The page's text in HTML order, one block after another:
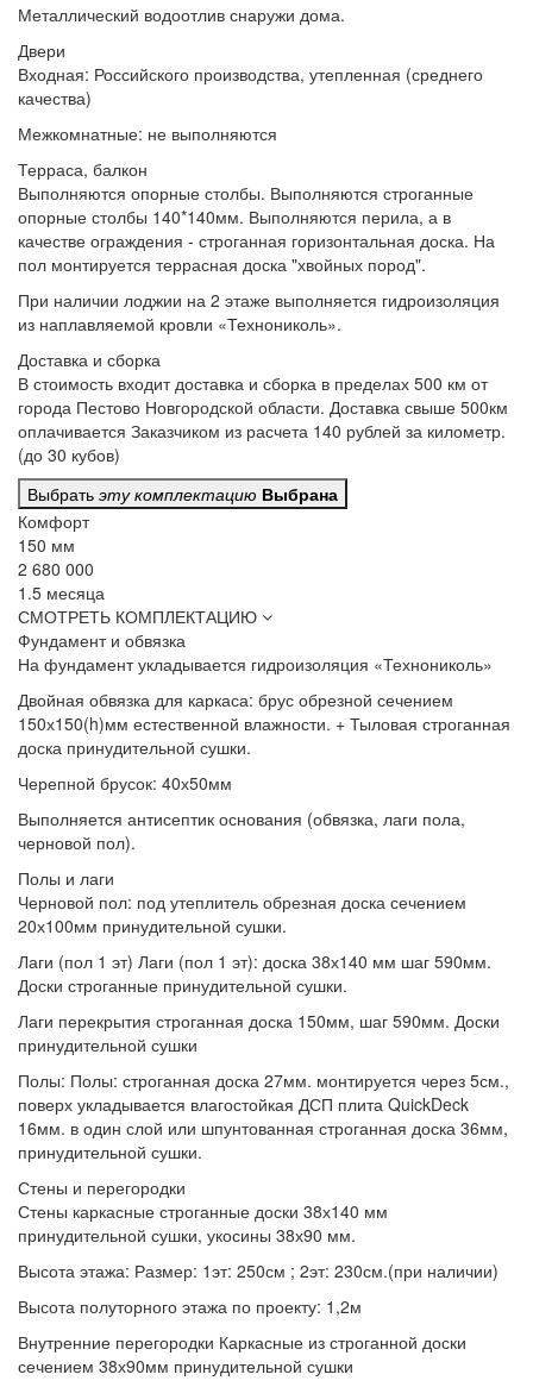
Металлический водоотлив снаружи дома.
Двери
Входная: Российского производства, утепленная (среднего
качества)
Межкомнатные: не выполняются
Терраса, балкон
Выполняются опорные столбы. Выполняются строганные
опорные столбы 140*140мм. Выполняются перила, а в
качестве ограждения - строганная горизонтальная доска. На
пол монтируется террасная доска "хвойных пород".
При наличии лоджии на 2 этаже выполняется гидроизоляция
из наплавляемой кровли «Технониколь».
Доставка и сборка
В стоимость входитдоставка и сборка в пределах 500 км от
города Пестово Новгородской области. Доставка свыше 500км
оплачивается Заказчиком из расчета 140 рублей за километр.
(до 30 кубов)
Выбрать эту комплектацию Выбрана
Комфорт
150 мм
2 680 000
1.5 месяца
СМОТРЕТЬ КОМПЛЕКТАЦИЮ
Фундамент и обвязка
На фундаментукладывается гидроизоляция «Технониколь»
Двойная обвязка для каркаса: брус обрезной сечением
150х150(h)мм естественной влажности. + Тыловая строганная
доска принудительной сушки.
Черепной брусок: 40х50мм
Выполняется антисептик основания (обвязка, лаги пола,
черновой пол).
Полы и лаги
Черновой пол: под утеплитель обрезная доска сечением
20х100мм принудительной сушки.
Лаги (пол 1 эт) Лаги (пол 1 эт): доска 38х140 мм шаг 590мм.
Доски строганные принудительной сушки.
Лаги перекрытия строганная доска 150мм, шаг 590мм. Доски
принудительной сушки
Полы: Полы: строганная доска 27мм. монтируется через 5см.,
поверх укладывается влагостойкая ДСП плита QuickDeck
16мм. в один слой или шпунтованная строганная доска 36мм,
принудительной сушки.
Стены и перегородки
Стены каркасные строганные доски 38х140 мм
принудительной сушки, укосины 38х90 мм.
Высота этажа: Размер: 1эт: 250см ; 2эт: 230см.(при наличии)
Высота полуторного этажа по проекту: 1,2м
Внутренние перегородки Каркасные из строганной доски
сечением 38х90мм принудительной сушки